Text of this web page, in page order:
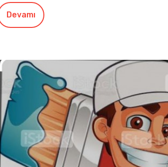
Devamı